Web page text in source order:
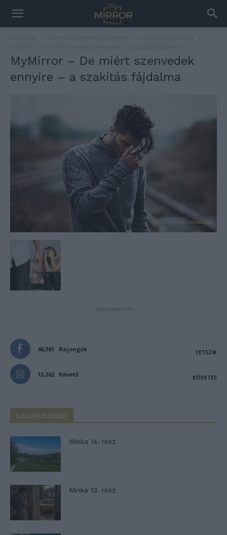
MyMirror – De miért szenvedek
ennyire – a szakítás fájdalma
- Advertisement -
46,301 Rajongók TETSZIK
13,262 Követő KÖVETÉS
LEGFRISSEBB
Minka 14. rész
Minka 13. rész